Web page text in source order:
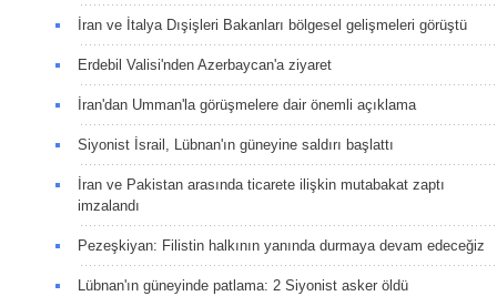
İran ve İtalya Dışişleri Bakanları bölgesel gelişmeleri görüştü
Erdebil Valisi'nden Azerbaycan'a ziyaret
İran'dan Umman'la görüşmelere dair önemli açıklama
Siyonist İsrail, Lübnan'ın güneyine saldırı başlattı
İran ve Pakistan arasında ticarete ilişkin mutabakat zaptı
imzalandı
Pezeşkiyan: Filistin halkının yanında durmaya devam edeceğiz
Lübnan'ın güneyinde patlama: 2 Siyonist asker öldü